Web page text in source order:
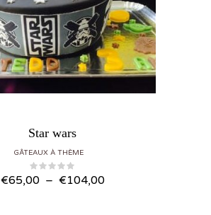
Star wars
GÂTEAUX À THÈME
€65,00 – €104,00Plage